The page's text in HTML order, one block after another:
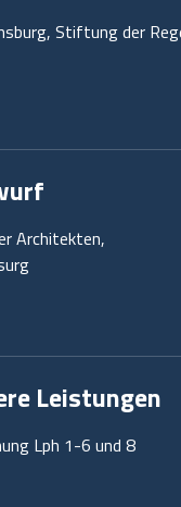
Stiftung der
Architekten,
Leistungen
Lph 1-6 und 8